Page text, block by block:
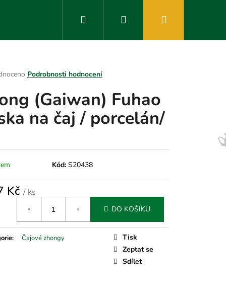
Hledat Přihlášení
Podrobnosti hodnocení
(Gaiwan) Fuhao
na čaj / porcelán/
Kód: S20438
Kč / ks
DO KOŠÍKU
: Čajové zhongy
Tisk
Zeptat se
Sdílet